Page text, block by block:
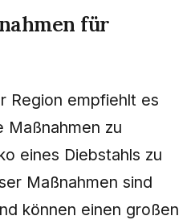
für
Region empfiehlt es
Maßnahmen zu
eines Diebstahls zu
Maßnahmen sind
können einen großen